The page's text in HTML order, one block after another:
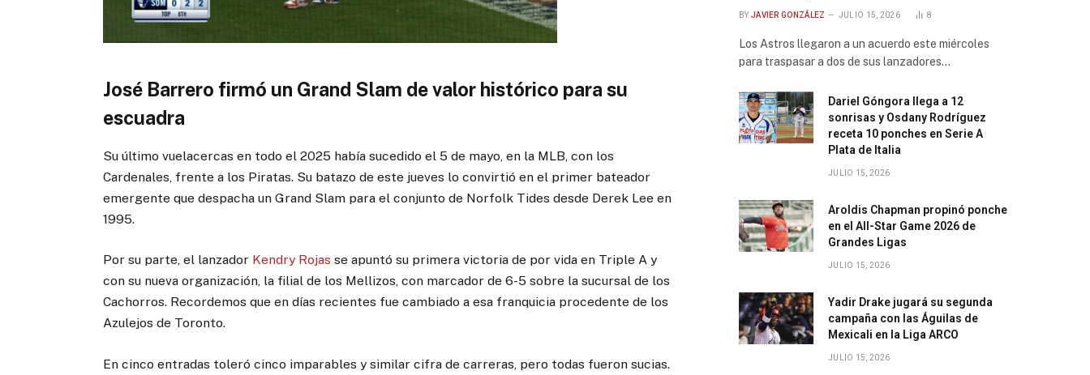
José Barrero firmó un Grand Slam de valor histórico para su
escuadra
Su último vuelacercas en todo el 2025 había sucedido el 5 de mayo, en la MLB, con los
Cardenales, frente a los Piratas. Su batazo de este jueves lo convirtió en el primer bateador
emergente que despacha un Grand Slam para el conjunto de Norfolk Tides desde Derek Lee en
1995.
Por su parte, el lanzador Kendry Rojas se apuntó su primera victoria de por vida en Triple A y
con su nueva organización, la filial de los Mellizos, con marcador de 6-5 sobre la sucursal de los
Cachorros. Recordemos que en días recientes fue cambiado a esa franquicia procedente de los
Azulejos de Toronto.
En cinco entradas toleró cinco imparables y similar cifra de carreras, pero todas fueron sucias.
BY JAVIER GONZÁLEZ JULIO 15, 2026 8
Los Astros llegaron a un acuerdo este miércoles
para traspasar a dos de sus lanzadores…
Dariel Góngora llega a 12
sonrisas y Osdany Rodríguez
receta 10 ponches en Serie A
Plata de Italia
JULIO 15, 2026
Aroldis Chapman propinó ponche
en el All-Star Game 2026 de
Grandes Ligas
JULIO 15, 2026
Yadir Drake jugará su segunda
campaña con las Águilas de
Mexicali en la Liga ARCO
JULIO 15, 2026